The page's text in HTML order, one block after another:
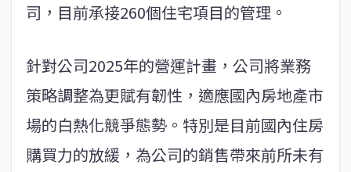
司，目前承接260個住宅項目的管理。
針對公司2025年的營運計畫，公司將業務
策略調整為更賦有韌性，適應國內房地產市
場的白熱化競爭態勢。特別是目前國內住房
購買力的放緩，為公司的銷售帶來前所未有